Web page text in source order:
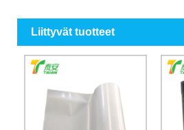
Liittyvät tuotteet